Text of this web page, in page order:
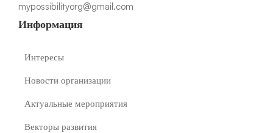
mypossibilityorg@gmail.com
Информация
Интересы
Новости организации
Актуальные мероприятия
Векторы развития